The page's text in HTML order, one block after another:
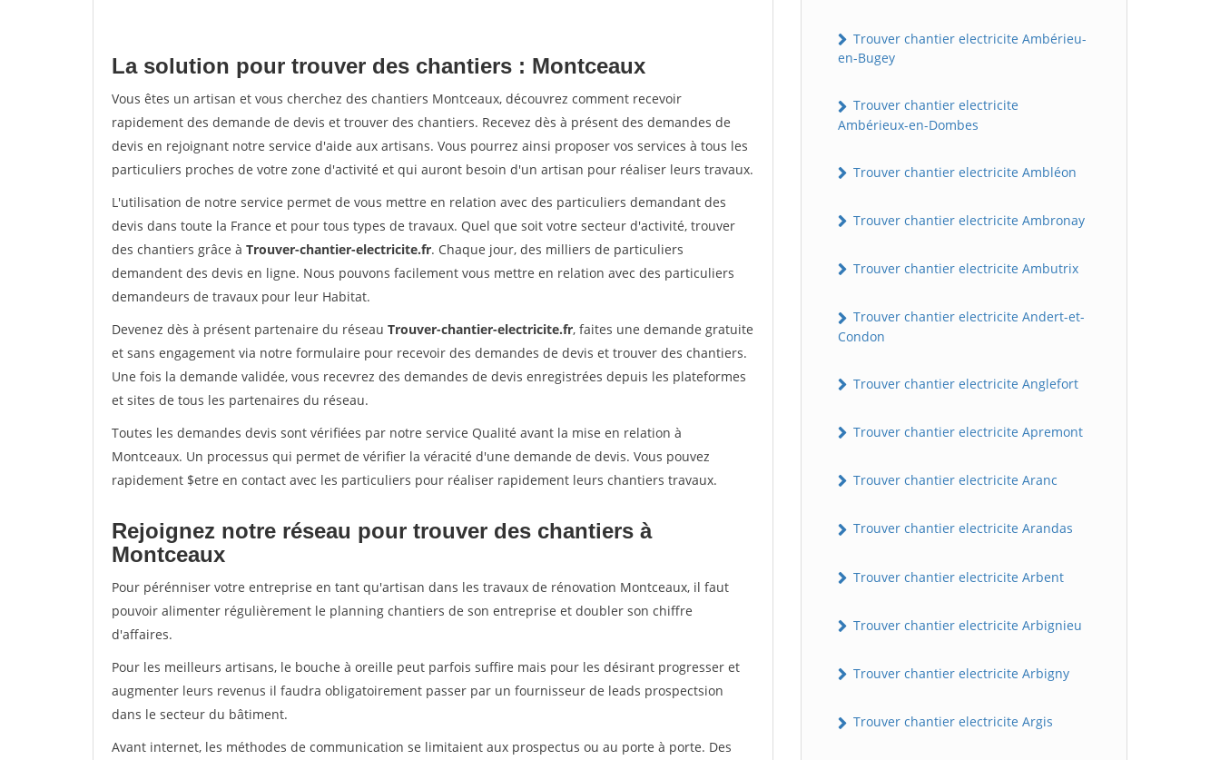
La solution pour trouver des chantiers : Montceaux
Vous êtes un artisan et vous cherchez des chantiers Montceaux, découvrez comment recevoir
rapidement des demande de devis et trouver des chantiers. Recevez dès à présent des demandes de
devis en rejoignant notre service d'aide aux artisans. Vous pourrez ainsi proposer vos services à tous les
particuliers proches de votre zone d'activité et qui auront besoin d'un artisan pour réaliser leurs travaux.
L'utilisation de notre service permet de vous mettre en relation avec des particuliers demandant des
devis dans toute la France et pour tous types de travaux. Quel que soit votre secteur d'activité, trouver
des chantiers grâce à Trouver-chantier-electricite.fr. Chaque jour, des milliers de particuliers
demandent des devis en ligne. Nous pouvons facilement vous mettre en relation avec des particuliers
demandeurs de travaux pour leur Habitat.
Devenez dès à présent partenaire du réseau Trouver-chantier-electricite.fr, faites une demande gratuite
et sans engagement via notre formulaire pour recevoir des demandes de devis et trouver des chantiers.
Une fois la demande validée, vous recevrez des demandes de devis enregistrées depuis les plateformes
et sites de tous les partenaires du réseau.
Toutes les demandes devis sont vérifiées par notre service Qualité avant la mise en relation à
Montceaux. Un processus qui permet de vérifier la véracité d'une demande de devis. Vous pouvez
rapidement $etre en contact avec les particuliers pour réaliser rapidement leurs chantiers travaux.
Rejoignez notre réseau pour trouver des chantiers à
Montceaux
Pour pérénniser votre entreprise en tant qu'artisan dans les travaux de rénovation Montceaux, il faut
pouvoir alimenter régulièrement le planning chantiers de son entreprise et doubler son chiffre
d'affaires.
Pour les meilleurs artisans, le bouche à oreille peut parfois suffire mais pour les désirant progresser et
augmenter leurs revenus il faudra obligatoirement passer par un fournisseur de leads prospectsion
dans le secteur du bâtiment.
Avant internet, les méthodes de communication se limitaient aux prospectus ou au porte à porte. Des
Trouver chantier electricite Ambérieu-
en-Bugey
Trouver chantier electricite
Ambérieux-en-Dombes
Trouver chantier electricite Ambléon
Trouver chantier electricite Ambronay
Trouver chantier electricite Ambutrix
Trouver chantier electricite Andert-et-
Condon
Trouver chantier electricite Anglefort
Trouver chantier electricite Apremont
Trouver chantier electricite Aranc
Trouver chantier electricite Arandas
Trouver chantier electricite Arbent
Trouver chantier electricite Arbignieu
Trouver chantier electricite Arbigny
Trouver chantier electricite Argis